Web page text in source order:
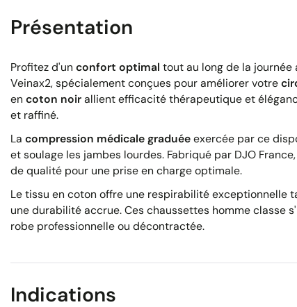
Présentation
Profitez d'un confort optimal tout au long de la
Veinax2, spécialement conçues pour améliorer votre
en coton noirallient efficacité thérapeutique et
et raffiné.
La compression médicale graduéeexercée par ce
et soulage les jambes lourdes. Fabriqué par DJO
de qualité pour une prise en charge optimale.
Le tissu en coton offre une respirabilité exceptionnelle
une durabilité accrue. Ces chaussettes homme classe
robe professionnelle ou décontractée.
Indications